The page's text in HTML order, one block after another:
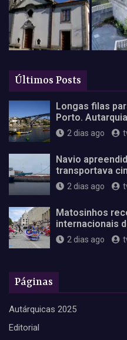
Últimos Posts
Longas filas
Porto.
2 dias ago
Navio
transportava
2 dias ago
Matosinhos
internacionais
2 dias ago
Páginas
Autárquicas 2025
Editorial